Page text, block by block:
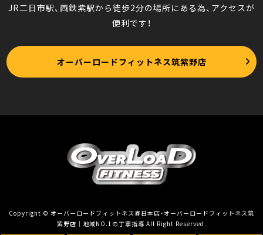
JR二日市駅、西鉄紫駅から徒歩2分の場所にある為、アクセスが
便利です！
オーバーロードフィットネス筑紫野店
Copyright © オーバーロードフィットネス春日本店・オーバーロードフィットネス筑
紫野店｜地域NO.1の丁寧指導 All Right Reserved.